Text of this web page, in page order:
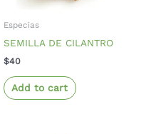
Especias
SEMILLA DE CILANTRO
$40
Add to cart